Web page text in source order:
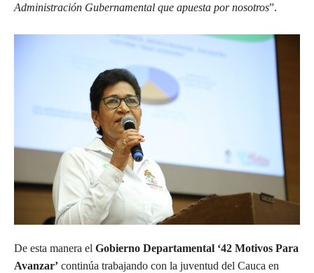
Administración Gubernamental que apuesta por nosotros”.
De esta manera el Gobierno Departamental ‘42 Motivos Para
Avanzar’ continúa trabajando con la juventud del Cauca en